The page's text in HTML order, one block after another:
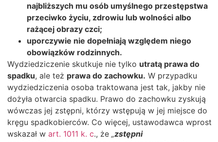
najbliższych mu osób umyślnego przestępstwa
przeciwko życiu, zdrowiu lub wolności albo
rażącej obrazy czci;
uporczywie nie dopełniają względem niego
obowiązków rodzinnych.
Wydziedziczenie skutkuje nie tylko utratą prawa do
spadku, ale też prawa do zachowku. W przypadku
wydziedziczenia osoba traktowana jest tak, jakby nie
dożyła otwarcia spadku. Prawo do zachowku zyskują
wówczas jej zstępni, którzy wstępują w jej miejsce do
kręgu spadkobierców. Co więcej, ustawodawca wprost
wskazał w art. 1011 k. c., że „zstępni